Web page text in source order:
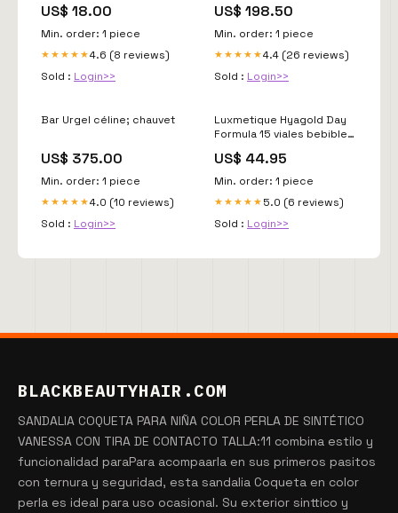
US$ 18.00
Min. order: 1 piece
★★★★★4.6 (8 reviews)
Sold : Login>>
US$ 198.50
Min. order: 1 piece
★★★★★4.4 (26 reviews)
Sold : Login>>
Bar Urgel céline; chauvet
US$ 375.00
Min. order: 1 piece
★★★★★4.0 (10 reviews)
Sold : Login>>
Luxmetique Hyagold Day
Formula 15 viales bebibles
US$ 44.95
Min. order: 1 piece
★★★★★ 5.0 (6 reviews)
Sold : Login>>
BLACKBEAUTYHAIR.COM
SANDALIA COQUETA PARA NIÑA COLOR PERLA DE SINTÉTICO
VANESSA CON TIRA DE CONTACTO TALLA:11 combina estilo y
funcionalidad paraPara acompaarla en sus primeros pasitos
con ternura y seguridad, esta sandalia Coqueta en color
perla es ideal para uso ocasional. Su exterior sinttico y